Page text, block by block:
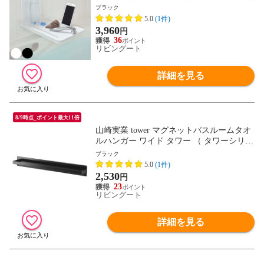
バスラック トレー 浴室 磁石 スマホ スタ
ンド 物置き 棚 折りたたみ 壁 壁面 コンパ
クト 半身浴 スマホスタンド ） 【ブラッ
ク】
ブラック
5.0 (1件)
3,960円
36
リビングート
詳細を見る
8/9時点_ポイント最大11倍
山崎実業 tower マグネットバスルームタオ
ルハンガー ワイド タワー （ タワーシリー
ズ タオルハンガー タオル掛け タオルバー
マグネット お風呂用品 浴室 バス 洗面所
洗濯機 キッチン 壁 ） 【ブラック】
ブラック
5.0 (1件)
2,530円
23
リビングート
詳細を見る